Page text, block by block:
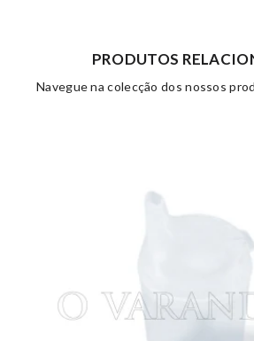
PRODUTOS
Navegue na colecção dos nossos